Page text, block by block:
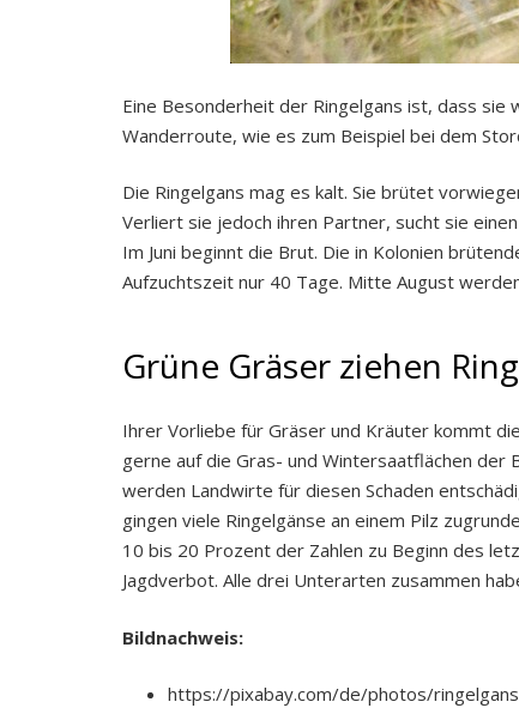
Eine Besonderheit der Ringelgans ist, dass
Wanderroute, wie es zum Beispiel bei dem
Die Ringelgans mag es kalt. Sie brütet
Verliert sie jedoch ihren Partner, sucht sie einen
Im Juni beginnt die Brut. Die in Kolonien
Aufzuchtszeit nur 40 Tage. Mitte August
Grüne Gräser ziehen
Ihrer Vorliebe für Gräser und Kräuter kommt
gerne auf die Gras- und Wintersaatflächen
werden Landwirte für diesen Schaden
gingen viele Ringelgänse an einem Pilz
10 bis 20 Prozent der Zahlen zu Beginn des
Jagdverbot. Alle drei Unterarten zusammen
Bildnachweis:
https://pixabay.com/de/photos/